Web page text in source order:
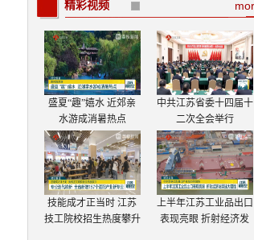
精彩视频
盛夏“趣”嬉水 近郊亲
水游成消暑热点
中共江苏省委十四届十
二次全会举行
技能成才正当时 江苏
技工院校招生热度攀升
上半年江苏工业品出口
表现亮眼 折射经济发